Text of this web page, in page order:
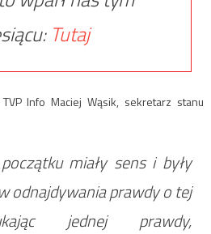
Tutaj
Info Maciej Wąsik, sekretarz stanu
miały sens i były
odnajdywania prawdy o tej
jednej prawdy,